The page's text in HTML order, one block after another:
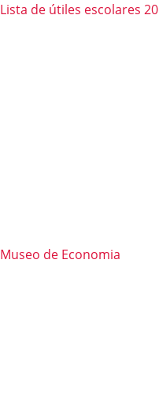
Lista de útiles escolares
Museo de Economia